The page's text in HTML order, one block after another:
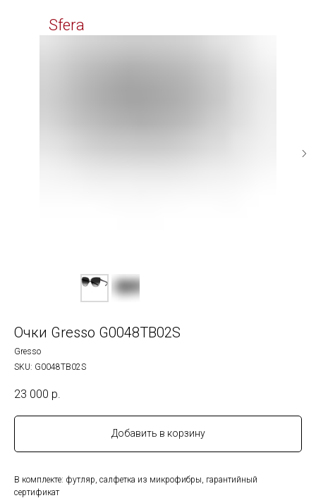
Sfera
Очки Gresso G0048TB02S
Gresso
SKU: G0048TB02S
23 000 р.
Добавить в корзину
В комплекте: футляр, салфетка из микрофибры, гарантийный
сертификат